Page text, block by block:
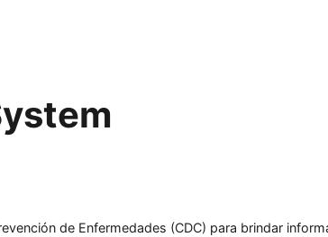
de Enfermedades (CDC) para brindar